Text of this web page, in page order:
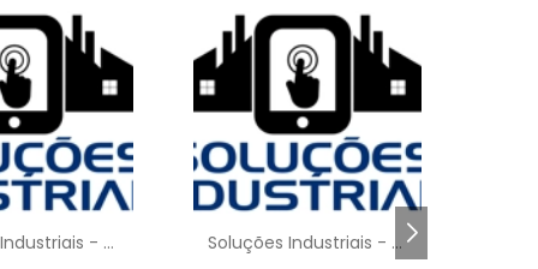
Soluções Industriais - AC Soluções Industriais - AC